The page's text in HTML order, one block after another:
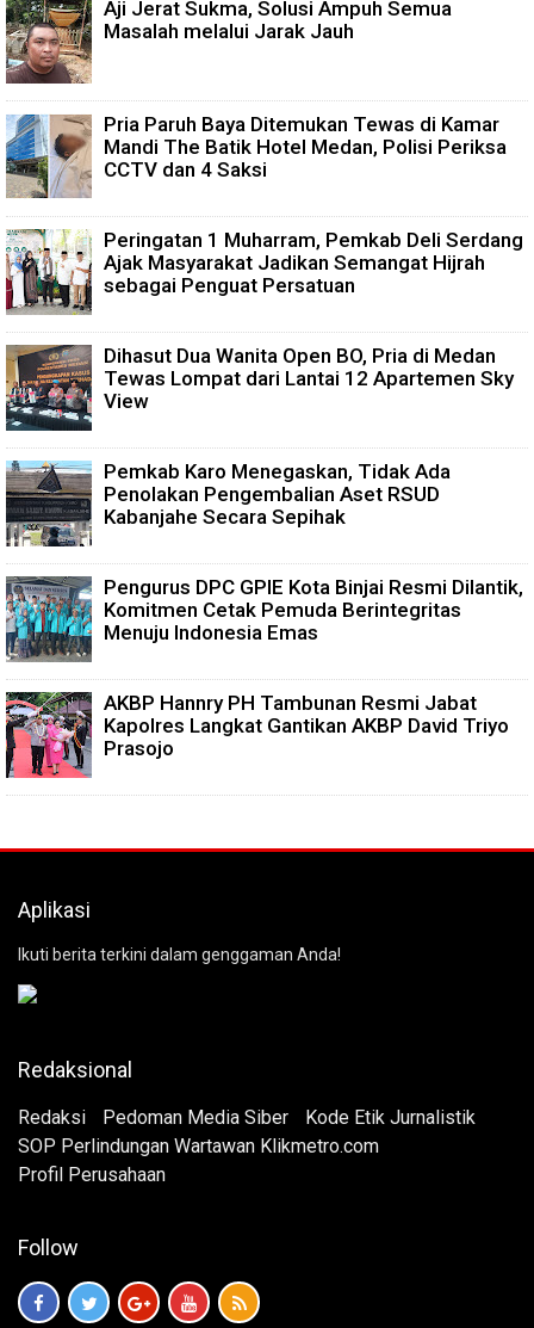
Aji Jerat Sukma, Solusi Ampuh Semua
Masalah melalui Jarak Jauh
Pria Paruh Baya Ditemukan Tewas di Kamar
Mandi The Batik Hotel Medan, Polisi Periksa
CCTV dan 4 Saksi
Peringatan 1 Muharram, Pemkab Deli Serdang
Ajak Masyarakat Jadikan Semangat Hijrah
sebagai Penguat Persatuan
Dihasut Dua Wanita Open BO, Pria di Medan
Tewas Lompat dari Lantai 12 Apartemen Sky
View
Pemkab Karo Menegaskan, Tidak Ada
Penolakan Pengembalian Aset RSUD
Kabanjahe Secara Sepihak
Pengurus DPC GPIE Kota Binjai Resmi Dilantik,
Komitmen Cetak Pemuda Berintegritas
Menuju Indonesia Emas
AKBP Hannry PH Tambunan Resmi Jabat
Kapolres Langkat Gantikan AKBP David Triyo
Prasojo
Aplikasi
Ikuti berita terkini dalam genggaman Anda!
Redaksional
Redaksi Pedoman Media Siber
Kode Etik Jurnalistik
SOP Perlindungan Wartawan Klikmetro.com
Profil Perusahaan
Follow